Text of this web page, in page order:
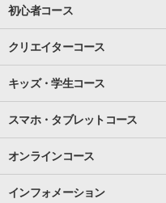
マクロ
資料作成（基礎）
資料作成（応用）
Word
文書作成（応用）
文書作成（デザイン活用）
Access
ビジネス統計
CS
サーティファイ
初心者コース
インターネット活用
メール活用
クリエイターコース
基礎
応用
Illustrator
基礎
応用
HTML/CSS
InDesign
キッズ・学生コース
プライマリー（年長～小２）
スタンダード（小３～小６）
マインクラフト（年長～小６）
パソコンコース
スマホ・タブレットコース
初めてのInstagram
オンラインコース
インフォメーション